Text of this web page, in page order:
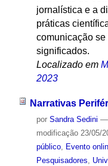
jornalística e a
práticas
comunicação
significados.
Localizado em
2023
Narrativas
por Sandra Sedini —
modificação23/05/
público, Evento
Pesquisadores,